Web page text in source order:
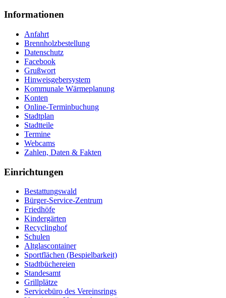
Informationen
Anfahrt
Brennholzbestellung
Datenschutz
Facebook
Grußwort
Hinweisgebersystem
Kommunale Wärmeplanung
Konten
Online-Terminbuchung
Stadtplan
Stadtteile
Termine
Webcams
Zahlen, Daten & Fakten
Einrichtungen
Bestattungswald
Bürger-Service-Zentrum
Friedhöfe
Kindergärten
Recyclinghof
Schulen
Altglascontainer
Sportflächen (Bespielbarkeit)
Stadtbüchereien
Standesamt
Grillplätze
Servicebüro des Vereinsrings